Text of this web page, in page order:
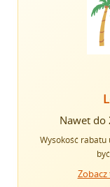
Nawet do
Wysokość rabatu